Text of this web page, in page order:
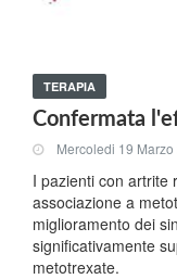
TERAPIA
Confermata
Mercoledi 19 Marzo
I pazienti con artrite
associazione a
miglioramento dei
significativamente
metotrexate.